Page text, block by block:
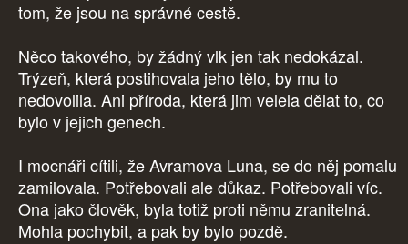
tom, že jsou na správné cestě.
Něco takového, by žádný vlk jen tak nedokázal.
Trýzeň, která postihovala jeho tělo, by mu to
nedovolila. Ani příroda, která jim velela dělat to, co
bylo v jejich genech.
I mocnáři cítili, že Avramova Luna, se do něj pomalu
zamilovala. Potřebovali ale důkaz. Potřebovali víc.
Ona jako člověk, byla totiž proti němu zranitelná.
Mohla pochybit, a pak by bylo pozdě.